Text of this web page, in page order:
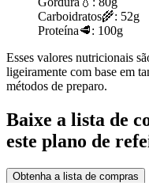
Carboidratos🌾: 52g
Proteína🥩: 100g
Esses valores nutricionais
ligeiramente com base em
métodos de preparo.
Baixe a lista de
este plano de
Obtenha a lista de compras